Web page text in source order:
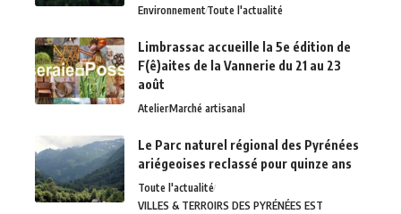
EnvironnementToute l'actualité
Limbrassac accueille la 5e édition de
F(ê)aites de la Vannerie du 21 au 23
août
AtelierMarché artisanal
Le Parc naturel régional des Pyrénées
ariégeoises reclassé pour quinze ans
Toute l'actualité
VILLES & TERROIRS DES PYRÉNÉES EST